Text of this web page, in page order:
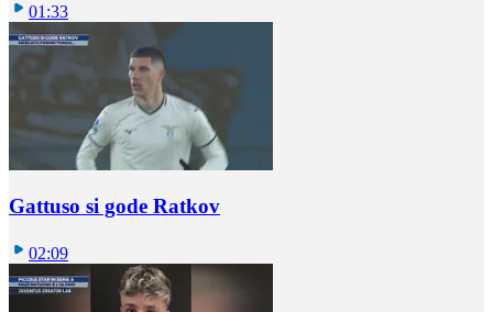
01:33
Gattuso si gode Ratkov
02:09